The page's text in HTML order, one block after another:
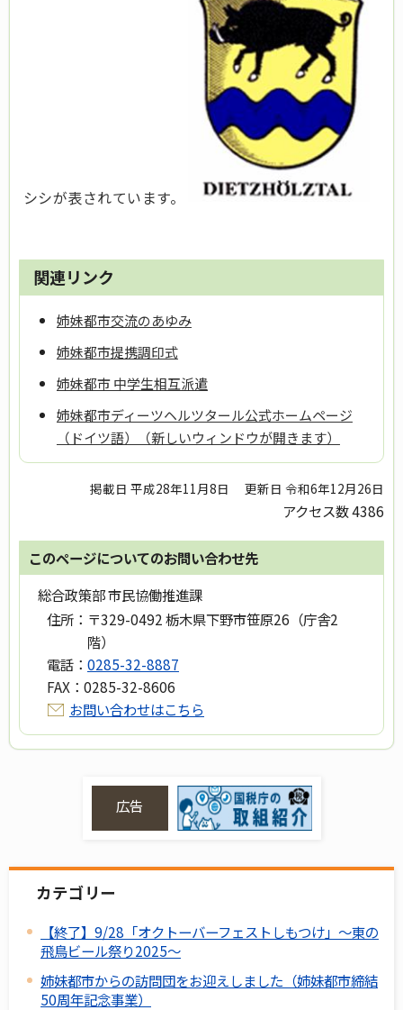
シシが表されています。
関連リンク
姉妹都市交流のあゆみ
姉妹都市提携調印式
姉妹都市 中学生相互派遣
姉妹都市ディーツヘルツタール公式ホームページ
（ドイツ語）（新しいウィンドウが開きます）
掲載日 平成28年11月8日 更新日 令和6年12月26日
アクセス数4386
このページについてのお問い合わせ先
総合政策部 市民協働推進課
住所： 〒329-0492 栃木県下野市笹原26（庁舎2
階）
電話： 0285-32-8887
FAX： 0285-32-8606
お問い合わせはこちら
広告
カテゴリー
【終了】9/28「オクトーバーフェストしもつけ」～東の
飛鳥ビール祭り2025～
姉妹都市からの訪問団をお迎えしました（姉妹都市締結
50周年記念事業）